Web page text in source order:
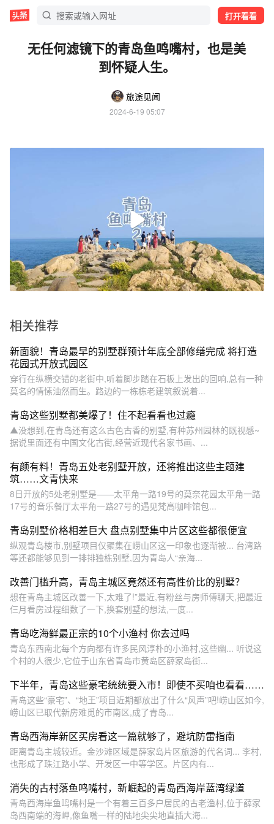
打开看看
无任何滤镜下的青岛鱼鸣嘴村，也是美
到怀疑人生。
旅途见闻
2024-6-19 05:07
相关推荐
新面貌！青岛最早的别墅群预计年底全部修缮完成 将打造
花园式开放式园区
穿行在纵横交错的老街中,听着脚步踏在石板上发出的回响,总有一种
莫名的情愫油然而生。路边的一栋栋老建筑叙说着...
青岛这些别墅都美爆了！住不起看看也过瘾
▲没想到,在青岛还有这么古色古香的别墅,有种苏州园林的既视感~
据说里面还有中国文化古街,经营近现代名家书画、...
有颜有料！青岛五处老别墅开放，还将推出这些主题建
筑……文青快来
8日开放的5处老别墅是——太平角一路19号的莫奈花园太平角一路
17号的音乐餐厅太平角一路27号的遇见梵高咖啡馆包...
青岛别墅价格相差巨大 盘点别墅集中片区这些都很便宜
纵观青岛楼市,别墅项目仅聚集在崂山区这一印象也逐渐被... 台湾路
等还都能够见到一排排独栋别墅,因为青岛人“亲海...
改善门槛升高，青岛主城区竟然还有高性价比的别墅？
想在青岛主城区改善一下,太难了!”最近,有粉丝与房师傅聊天,把最近
仨月看房过程细数了一下,换套别墅的想法,一度...
青岛吃海鲜最正宗的10个小渔村 你去过吗
青岛东西南北每个方向都有许多民风淳朴的小渔村,这些幽... 听说这
个村的人很少,它位于山东省青岛市黄岛区薛家岛街...
下半年，青岛这些豪宅统统要入市！即使不买咱也看看……
青岛这些“豪宅”、“地王”项目近期都放出了什么“风声”吧!崂山区如今,
崂山区已取代新房难觅的市南区,成了青岛...
青岛西海岸新区买房看这一篇就够了，避坑防雷指南
距离青岛主城较近。金沙滩区域是薛家岛片区旅游的代名词... 李村,
也形成了珠江路小学、开发区一中等学区。片区内有...
消失的古村落鱼鸣嘴村，新崛起的青岛西海岸蓝湾绿道
青岛西海岸鱼鸣嘴村是一个有着三百多户居民的古老渔村,位于薛家
岛西南端的海岬,像鱼嘴一样的陆地尖尖地直插大海...